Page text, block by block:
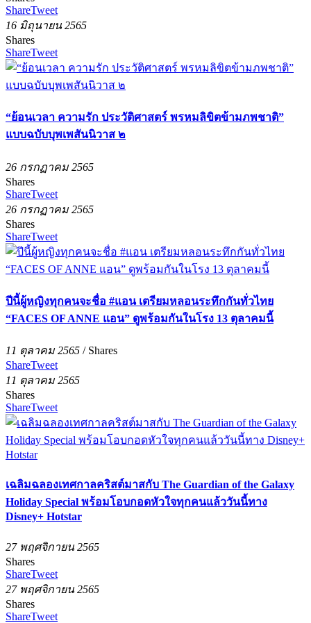
ShareTweet
16 มิถุนายน 2565
Shares
ShareTweet
“ย้อนเวลา ความรัก ประวัติศาสตร์ พรหมลิขิตข้ามภพชาติ”
แบบฉบับบุพเพสันนิวาส ๒
26 กรกฏาคม 2565
Shares
ShareTweet
26 กรกฏาคม 2565
Shares
ShareTweet
ปีนี้ผู้หญิงทุกคนจะชื่อ #แอน เตรียมหลอนระทึกกันทั่วไทย
“FACES OF ANNE แอน” ดูพร้อมกันในโรง 13 ตุลาคมนี้
11 ตุลาคม 2565 / Shares
ShareTweet
11 ตุลาคม 2565
Shares
ShareTweet
เฉลิมฉลองเทศกาลคริสต์มาสกับ The Guardian of the Galaxy
Holiday Special พร้อมโอบกอดหัวใจทุกคนแล้ววันนี้ทาง
Disney+ Hotstar
27 พฤศจิกายน 2565
Shares
ShareTweet
27 พฤศจิกายน 2565
Shares
ShareTweet